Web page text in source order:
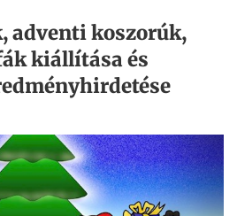
adventi koszorúk,
kiállítása és